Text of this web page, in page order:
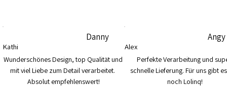
Kathi
Wunderschönes Design, top Qualität und
mit viel Liebe zum Detail verarbeitet.
Absolut empfehlenswert!
Danny
Alex
Perfekte Verarbeitung und
schnelle Lieferung. Für uns gibt
noch Lolinq!
Angy